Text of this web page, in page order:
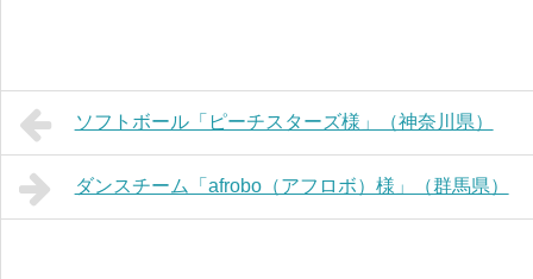
ソフトボール「ピーチスターズ様」（神奈川県）
ダンスチーム「afrobo（アフロボ）様」（群馬県）